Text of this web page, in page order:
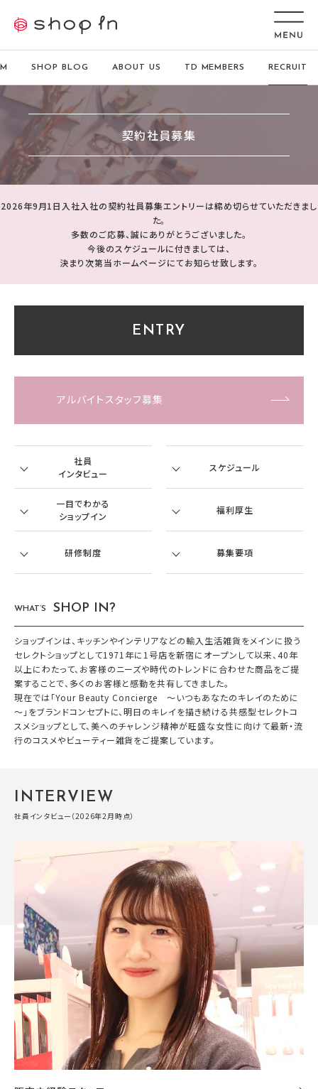
SHOP BLOG ABOUT US TD MEMBERS RECRUIT
契約社員募集
2026年9月1日入社入社の契約社員募集エントリーは締め切らせていただきまし
た。
多数のご応募、誠にありがとうございました。
今後のスケジュールに付きましては、
決まり次第当ホームページにてお知らせ致します。
ENTRY
アルバイトスタッフ募集
社員
インタビュー
スケジュール
一目でわかる
ショップイン
福利厚生
研修制度 募集要項
WHAT’S SHOP IN?
ショップインは、キッチンやインテリアなどの輸入生活雑貨をメインに扱う
セレクトショップとして1971年に1号店を新宿にオープンして以来、40年
以上にわたって、お客様のニーズや時代のトレンドに合わせた商品をご提
案することで、多くのお客様と感動を共有してきました。
現在では「Your Beauty Concierge ～いつもあなたのキレイのために
～」をブランドコンセプトに、明日のキレイを描き続ける共感型セレクトコ
スメショップとして、美へのチャレンジ精神が旺盛な女性に向けて最新・流
行のコスメやビューティー雑貨をご提案しています。
INTERVIEW
社員インタビュー（2026年2月時点）